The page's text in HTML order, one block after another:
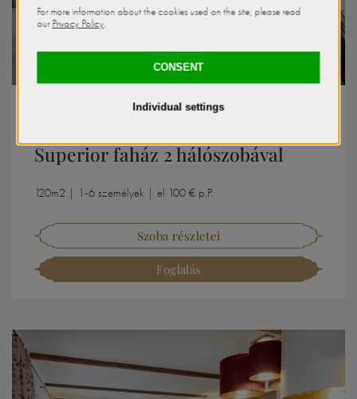
Tennerhof Luxus Faház Lakosztályok / Tennerhof luxus
Superior faház 2 hálószobával
120m2 | 1-6 személyek | el 100 € p.P.
Szoba részletei
Foglalás